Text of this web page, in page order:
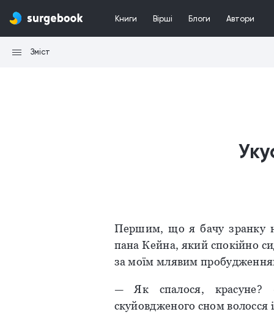
Книги Вірші Блоги Автори
Зміст
Першим, що я бачу зранку
пана Кейна, який спокійно
за моїм млявим
— Як спалося, красуне?
скуйовдженого сном волосся